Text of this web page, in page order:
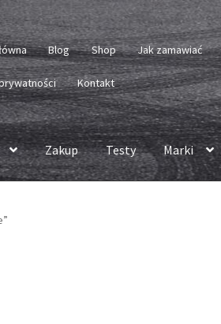
Blog Shop Jak zamawiać
Kontakt
Zakup Testy Marki